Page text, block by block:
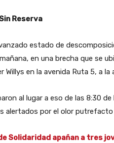
Reserva
estado de
en una brecha que se
Willys en la avenida Ruta 5, a la
al lugar a eso de las 8:30
alertados por el olor putrefacto
Solidaridad apañan a tres